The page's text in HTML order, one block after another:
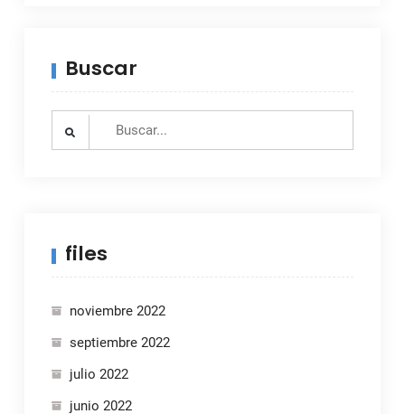
Buscar
Search
files
noviembre 2022
septiembre 2022
julio 2022
junio 2022